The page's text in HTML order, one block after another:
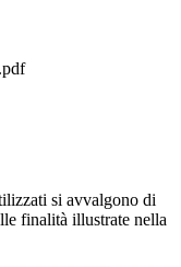
si avvalgono di
finalità illustrate nella